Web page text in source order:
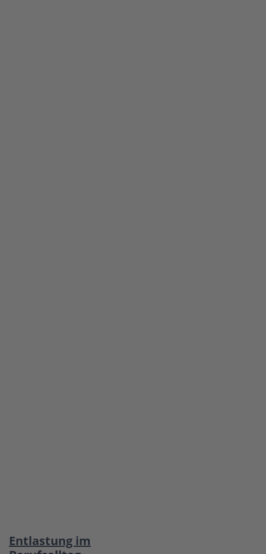
Entlastung im